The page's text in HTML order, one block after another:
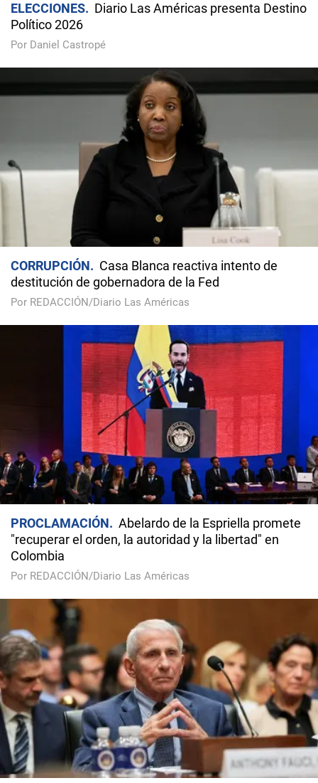
ELECCIONES
Diario Las Américas presenta Destino
Político 2026
Por Daniel Castropé
CORRUPCIÓN
Casa Blanca reactiva intento de
destitución de gobernadora de la Fed
Por REDACCIÓN/Diario Las Américas
PROCLAMACIÓN
Abelardo de la Espriella promete
"recuperar el orden, la autoridad y la libertad" en
Colombia
Por REDACCIÓN/Diario Las Américas